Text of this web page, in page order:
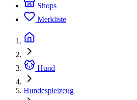
Shops
Merkliste
Hund
Hundespielzeug